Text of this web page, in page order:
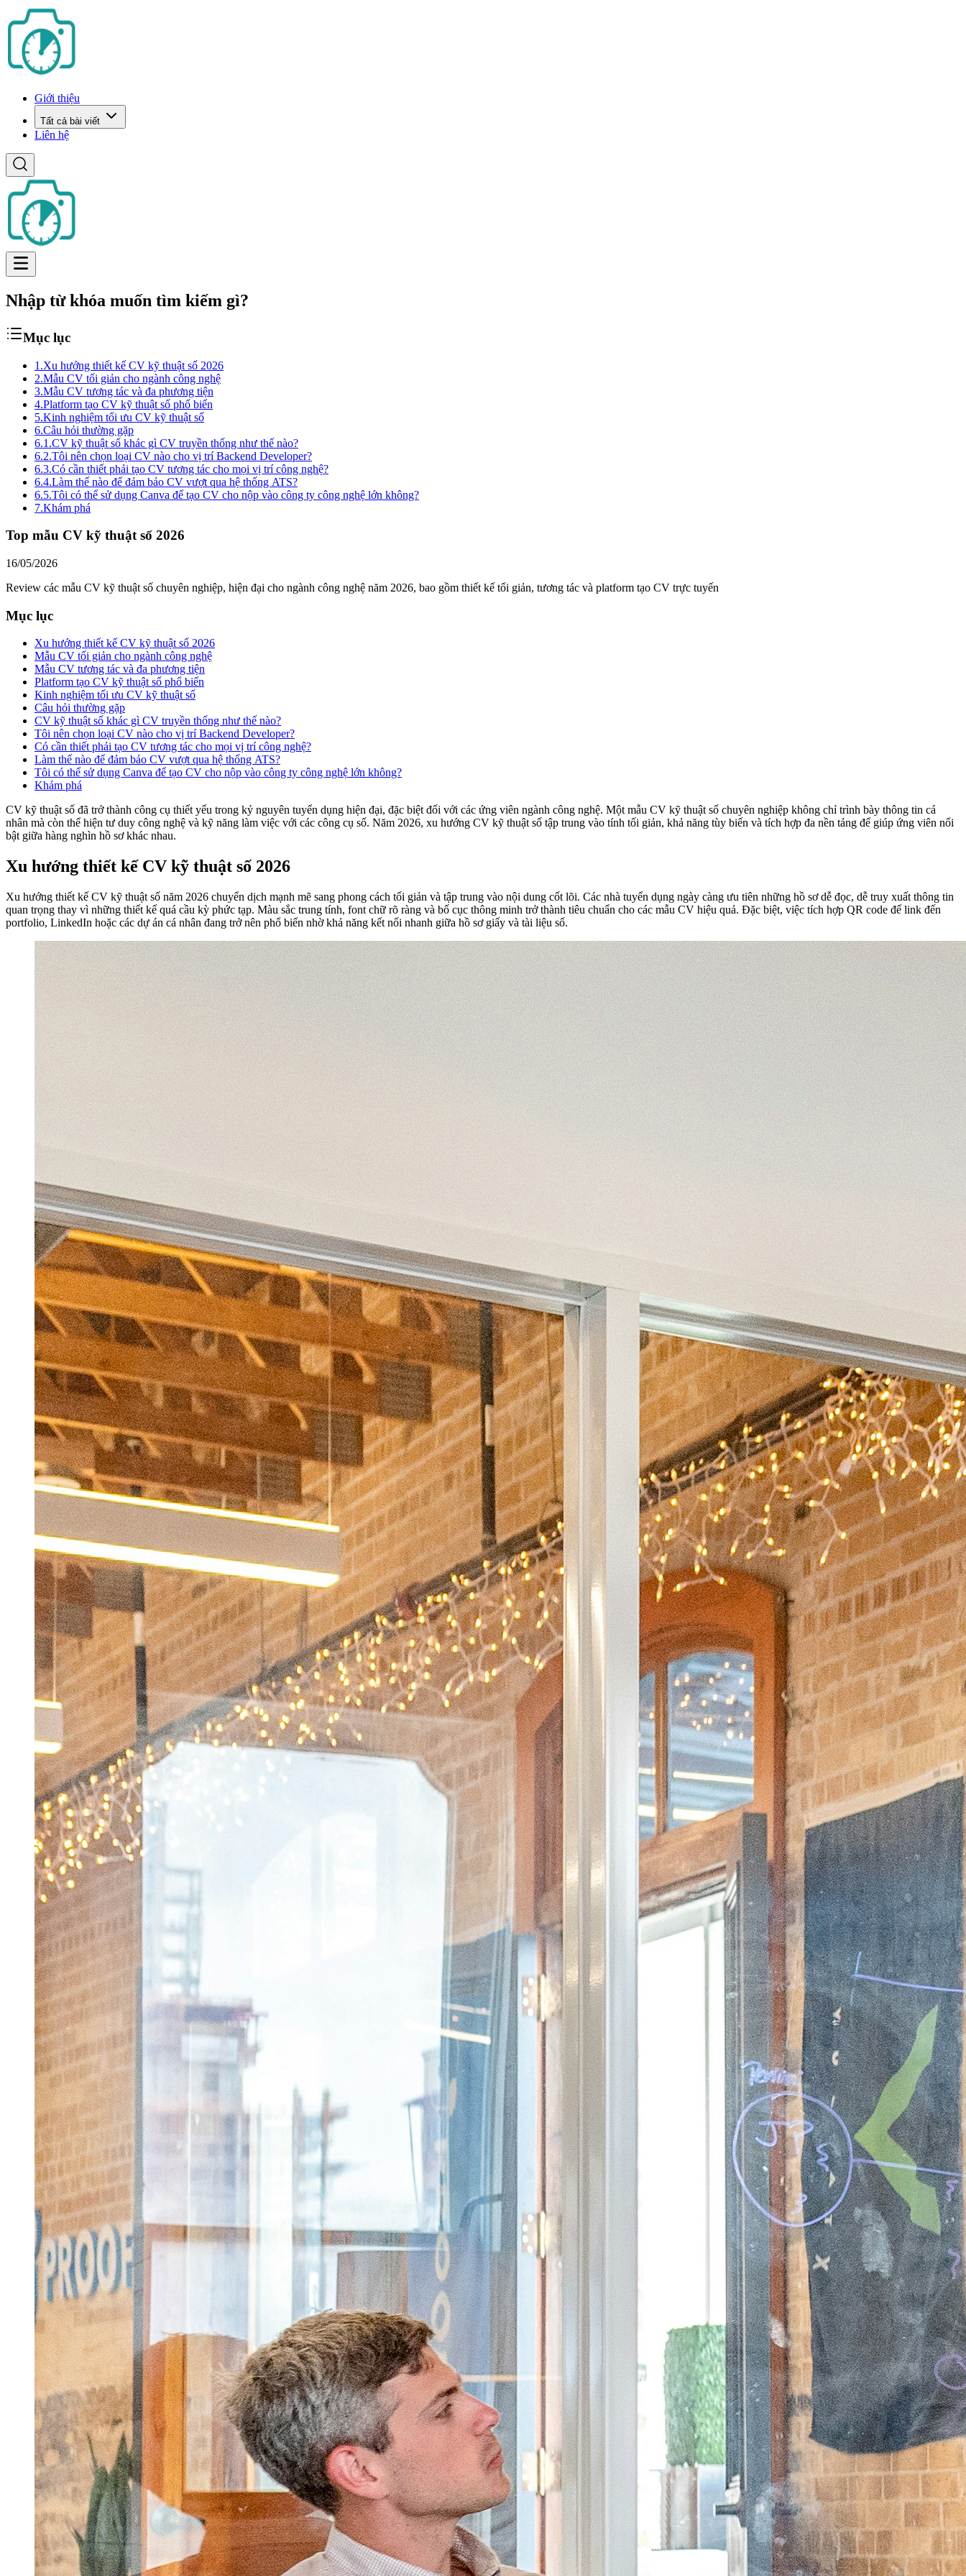
Giới thiệu
Tất cả bài viết
Liên hệ
Nhập từ khóa muốn tìm kiếm gì?
Mục lục
1.Xu hướng thiết kế CV kỹ thuật số 2026
2.Mẫu CV tối giản cho ngành công nghệ
3.Mẫu CV tương tác và đa phương tiện
4.Platform tạo CV kỹ thuật số phổ biến
5.Kinh nghiệm tối ưu CV kỹ thuật số
6.Câu hỏi thường gặp
6.1.CV kỹ thuật số khác gì CV truyền thống như thế nào?
6.2.Tôi nên chọn loại CV nào cho vị trí Backend Developer?
6.3.Có cần thiết phải tạo CV tương tác cho mọi vị trí công nghệ?
6.4.Làm thế nào để đảm bảo CV vượt qua hệ thống ATS?
6.5.Tôi có thể sử dụng Canva để tạo CV cho nộp vào công ty công nghệ lớn không?
7.Khám phá
Top mẫu CV kỹ thuật số 2026
16/05/2026
Review các mẫu CV kỹ thuật số chuyên nghiệp, hiện đại cho ngành công nghệ năm 2026, bao gồm thiết kế tối giản, tương tác và platform tạo CV trực tuyến
Mục lục
Xu hướng thiết kế CV kỹ thuật số 2026
Mẫu CV tối giản cho ngành công nghệ
Mẫu CV tương tác và đa phương tiện
Platform tạo CV kỹ thuật số phổ biến
Kinh nghiệm tối ưu CV kỹ thuật số
Câu hỏi thường gặp
CV kỹ thuật số khác gì CV truyền thống như thế nào?
Tôi nên chọn loại CV nào cho vị trí Backend Developer?
Có cần thiết phải tạo CV tương tác cho mọi vị trí công nghệ?
Làm thế nào để đảm bảo CV vượt qua hệ thống ATS?
Tôi có thể sử dụng Canva để tạo CV cho nộp vào công ty công nghệ lớn không?
Khám phá
CV kỹ thuật số đã trở thành công cụ thiết yếu trong kỷ nguyên tuyển dụng hiện đại, đặc biệt đối với các ứng viên ngành công nghệ. Một mẫu CV kỹ thuật số chuyên nghiệp không chỉ trình bày thông tin cá
nhân mà còn thể hiện tư duy công nghệ và kỹ năng làm việc với các công cụ số. Năm 2026, xu hướng CV kỹ thuật số tập trung vào tính tối giản, khả năng tùy biến và tích hợp đa nền tảng để giúp ứng viên nổi
bật giữa hàng nghìn hồ sơ khác nhau.
Xu hướng thiết kế CV kỹ thuật số 2026
Xu hướng thiết kế CV kỹ thuật số năm 2026 chuyển dịch mạnh mẽ sang phong cách tối giản và tập trung vào nội dung cốt lõi. Các nhà tuyển dụng ngày càng ưu tiên những hồ sơ dễ đọc, dễ truy xuất thông tin
quan trọng thay vì những thiết kế quá cầu kỳ phức tạp. Màu sắc trung tính, font chữ rõ ràng và bố cục thông minh trở thành tiêu chuẩn cho các mẫu CV hiệu quả. Đặc biệt, việc tích hợp QR code để link đến
portfolio, LinkedIn hoặc các dự án cá nhân đang trở nên phổ biến nhờ khả năng kết nối nhanh giữa hồ sơ giấy và tài liệu số.